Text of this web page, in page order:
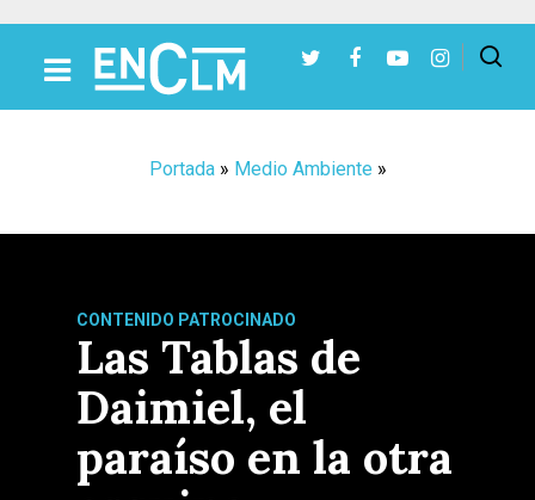
Portada» Medio Ambiente »
CONTENIDO PATROCINADO
Las Tablas de
Daimiel, el
paraíso en la otra